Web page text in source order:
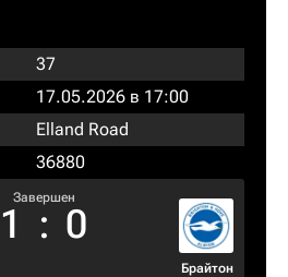
37
17.05.2026 в 17:00
Elland Road
36880
Завершен
1 : 0
Брайтон